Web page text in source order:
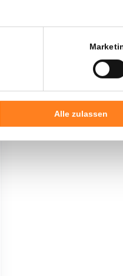
Alle zulassen